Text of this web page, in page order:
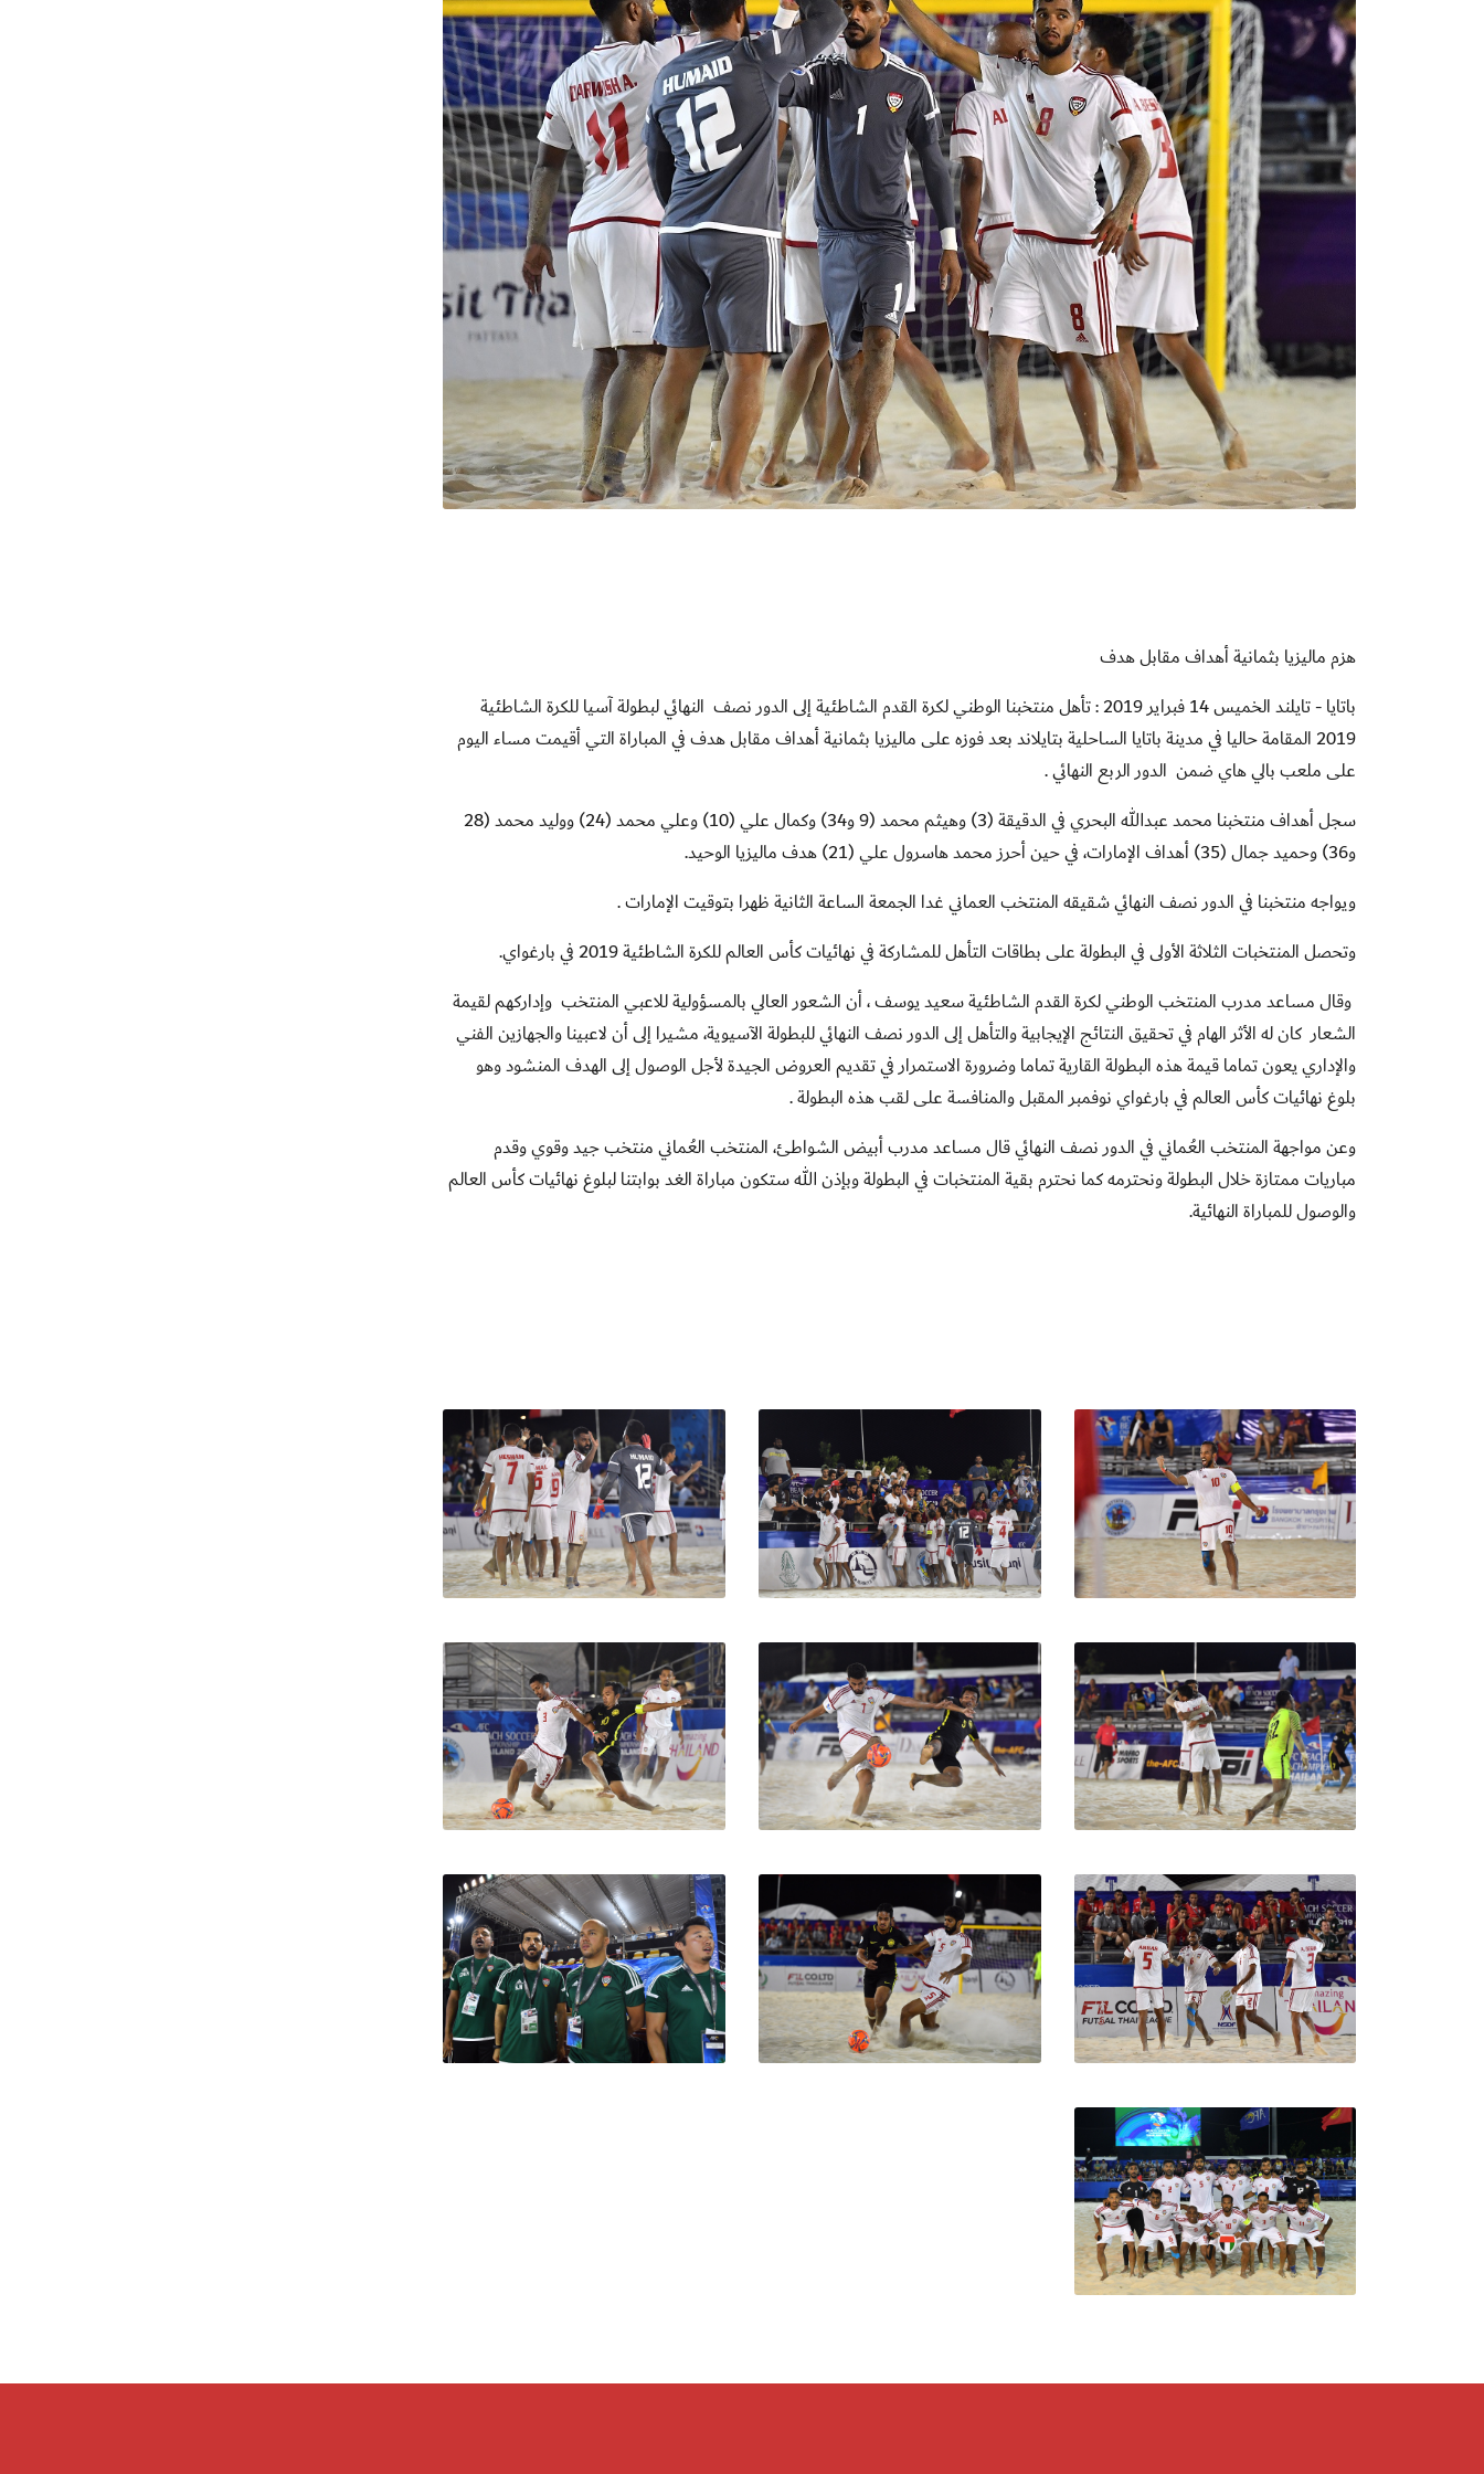
هزم ماليزيا بثمانية أهداف مقابل هدف
باتايا - تايلند الخميس 14 فبراير 2019 : تأهل منتخبنا الوطني لكرة القدم الشاطئية إلى الدور نصف النهائي لبطولة آسيا للكرة الشاطئية
2019 المقامة حاليا في مدينة باتايا الساحلية بتايلاند بعد فوزه على ماليزيا بثمانية أهداف مقابل هدف في المباراة التي أقيمت مساء اليوم
على ملعب بالي هاي ضمن الدور الربع النهائي .
سجل أهداف منتخبنا محمد عبدالله البحري في الدقيقة (3) وهيثم محمد (9 و34) وكمال علي (10) وعلي محمد (24) ووليد محمد (28
و36) وحميد جمال (35) أهداف الإمارات، في حين أحرز محمد هاسرول علي (21) هدف ماليزيا الوحيد.
ويواجه منتخبنا في الدور نصف النهائي شقيقه المنتخب العماني غدا الجمعة الساعة الثانية ظهرا بتوقيت الإمارات .
وتحصل المنتخبات الثلاثة الأولى في البطولة على بطاقات التأهل للمشاركة في نهائيات كأس العالم للكرة الشاطئية 2019 في بارغواي.
وقال مساعد مدرب المنتخب الوطني لكرة القدم الشاطئية سعيد يوسف ، أن الشعور العالي بالمسؤولية للاعبي المنتخب وإداركهم لقيمة
الشعار كان له الأثر الهام في تحقيق النتائج الإيجابية والتأهل إلى الدور نصف النهائي للبطولة الآسيوية، مشيرا إلى أن لاعبينا والجهازين الفني
والإداري يعون تماما قيمة هذه البطولة القارية تماما وضرورة الاستمرار في تقديم العروض الجيدة لأجل الوصول إلى الهدف المنشود وهو
بلوغ نهائيات كأس العالم في بارغواي نوفمبر المقبل والمنافسة على لقب هذه البطولة .
وعن مواجهة المنتخب العُماني في الدور نصف النهائي قال مساعد مدرب أبيض الشواطئ، المنتخب العُماني منتخب جيد وقوي وقدم
مباريات ممتازة خلال البطولة ونحترمه كما نحترم بقية المنتخبات في البطولة وبإذن الله ستكون مباراة الغد بوابتنا لبلوغ نهائيات كأس العالم
والوصول للمباراة النهائية.